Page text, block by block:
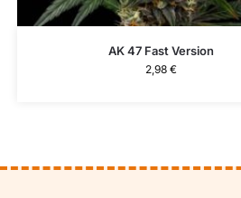
AK 47 Fast Version
2,98€